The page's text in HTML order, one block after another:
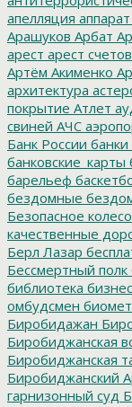
апелляция
Арашуков Арбат
арест арест счетов
Артём Акименко
архитектура
покрытие Атлет
свиней АЧС
Банк России банки
банковские_карты
барельеф
бездомные
Безопасное
качественные
Берл Лазар
Бессмертный полк
библиотека бизнес
омбудсмен
Биробидажан
Биробиджанская
Биробиджанская
Биробиджанский
гарнизонный суд